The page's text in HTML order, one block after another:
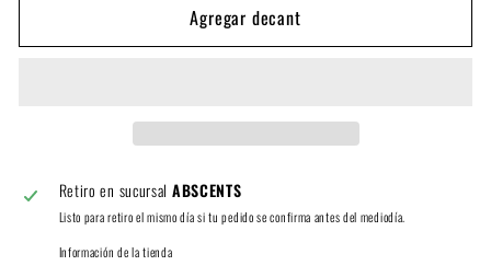
Agregar decant
Retiro en sucursal ABSCENTS
Listo para retiro el mismo día si tu pedido se confirma antes del mediodía.
Información de la tienda